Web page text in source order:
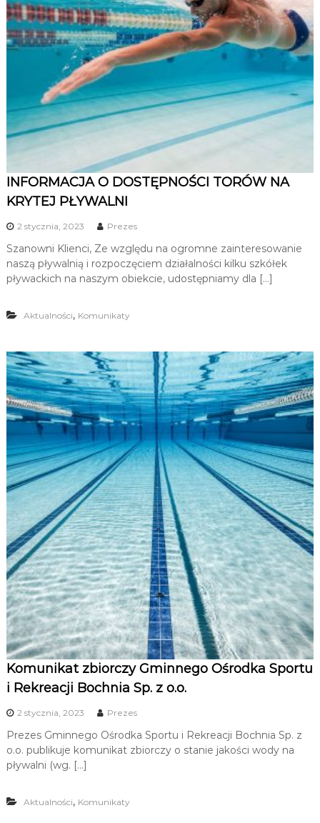
INFORMACJA O DOSTĘPNOŚCI TORÓW NA
KRYTEJ PŁYWALNI
2 stycznia, 2023 Prezes
Szanowni Klienci, Ze względu na ogromne zainteresowanie
naszą pływalnią i rozpoczęciem działalności kilku szkółek
pływackich na naszym obiekcie, udostępniamy dla […]
Aktualności, Komunikaty
Komunikat zbiorczy Gminnego Ośrodka Sportu
i Rekreacji Bochnia Sp. z o.o.
2 stycznia, 2023 Prezes
Prezes Gminnego Ośrodka Sportu i Rekreacji Bochnia Sp. z
o.o. publikuje komunikat zbiorczy o stanie jakości wody na
pływalni (wg. […]
Aktualności, Komunikaty